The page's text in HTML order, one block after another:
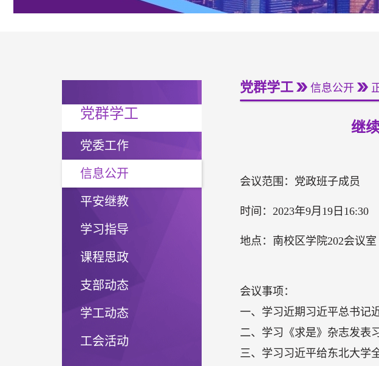
党群学工
党委工作
信息公开
平安继教
学习指导
课程思政
支部动态
学工动态
工会活动
党群学工 信息公开
继
会议范围：党政班子成员
时间：2023年9月19日16:30
地点：南校区学院202会议室
会议事项：
一、学习近期习近平总书记
二、学习《求是》杂志发表
三、学习习近平给东北大学